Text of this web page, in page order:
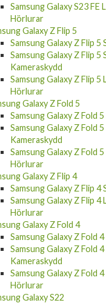
Samsung Galaxy S23 FE
Hörlurar
Galaxy Z Flip 5
Samsung Galaxy Z Flip 5
Samsung Galaxy Z Flip 5
Kameraskydd
Samsung Galaxy Z Flip 5
Hörlurar
Galaxy Z Fold 5
Samsung Galaxy Z Fold 5
Samsung Galaxy Z Fold
Kameraskydd
Samsung Galaxy Z Fold
Hörlurar
Galaxy Z Flip 4
Samsung Galaxy Z Flip 4
Samsung Galaxy Z Flip 4
Hörlurar
Galaxy Z Fold 4
Samsung Galaxy Z Fold 4
Samsung Galaxy Z Fold
Kameraskydd
Samsung Galaxy Z Fold
Hörlurar
Galaxy S22